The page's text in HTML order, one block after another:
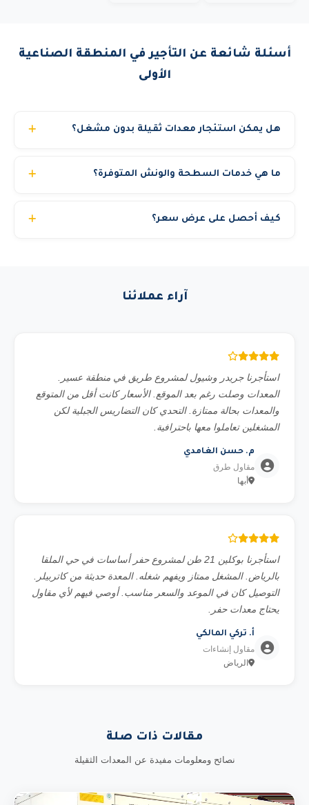
أسئلة شائعة عن التأجير في المنطقة الصناعية
الأولى
هل يمكن استئجار معدات ثقيلة بدون مشغل؟
أماناً) أو إيجار المعدة فقط للشركات التي لديها مشغلون
سارية للسائق. الكرينات والمان لفت الكبيرة تتطلب دائماً مشغل
ما هي خدمات السطحة والونش المتوفرة؟
كيف أحصل على عرض سعر؟
آراء عملائنا
استأجرنا جريدر وشيول لمشروع طريق في منطقة عسير.
المعدات وصلت رغم بعد الموقع. الأسعار كانت أقل من المتوقع
والمعدات بحالة ممتازة. التحدي كان التضاريس الجبلية لكن
المشغلين تعاملوا معها باحترافية.
م. حسن الغامدي
مقاول طرق
أبها
استأجرنا بوكلين 21 طن لمشروع حفر أساسات في حي الملقا
بالرياض. المشغل ممتاز ويفهم شغله. المعدة حديثة من كاتربيلر.
التوصيل كان في الموعد والسعر مناسب. أوصي فيهم لأي مقاول
يحتاج معدات حفر.
أ. تركي المالكي
مقاول إنشاءات
الرياض
مقالات ذات صلة
نصائح ومعلومات مفيدة عن المعدات الثقيلة